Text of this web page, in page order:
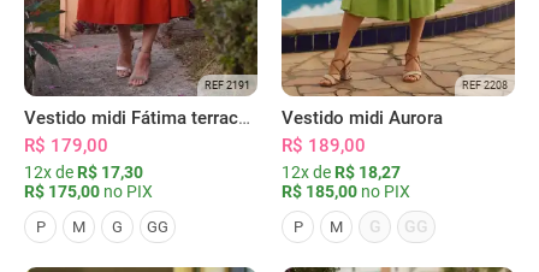
REF 2191
Vestido midi Fátima terracota
R$ 179,00
12x de R$ 17,30
R$ 175,00 no PIX
P M G GG
REF 2208
Vestido midi Aurora
R$ 189,00
12x de R$ 18,27
R$ 185,00 no PIX
P M G GG